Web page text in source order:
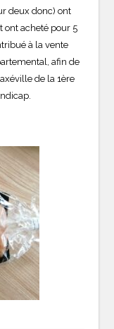
deux donc) ont
ont acheté pour 5
à la vente
afin de
de la 1ère